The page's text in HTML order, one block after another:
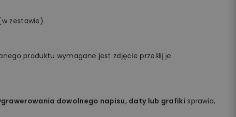
zestawie)
produktu wymagane jest zdjęcie prześlij je
dowolnego napisu, daty lub grafiki sprawia,